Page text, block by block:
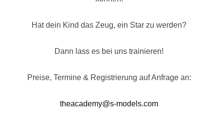
Hat dein Kind das Zeug, ein Star zu werden?
Dann lass es bei uns trainieren!
Preise, Termine & Registrierung auf Anfrage an:
theacademy@s-models.com